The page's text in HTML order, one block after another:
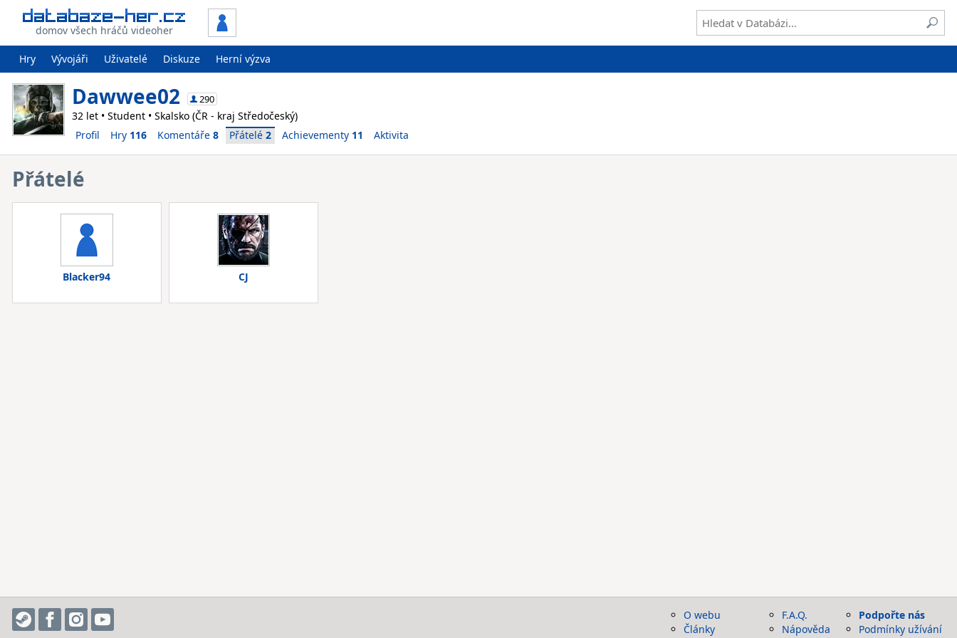
domov všech hráčů videoher
Hry Vývojáři Uživatelé Diskuze Herní výzva
Dawwee02 290
32 let • Student • Skalsko (ČR - kraj Středočeský)
Profil
Hry 116 Komentáře 8 Přátelé 2 Achievementy 11 Aktivita
Přátelé
Blacker94 CJ
O webu
Články
F.A.Q.
Nápověda
Podpořte nás
Podmínky užívání